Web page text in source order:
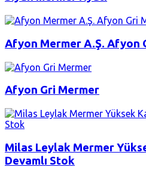
Afyon Mermer A.Ş. Afyon
Afyon Gri Mermer
Milas Leylak Mermer
Devamlı Stok